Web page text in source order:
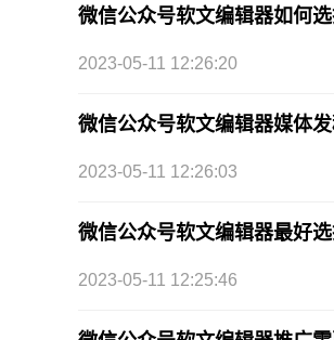
微信公众号软文编辑器如何选
2023-05-11 12:26:20
微信公众号软文编辑器媒体发
2023-05-11 12:26:03
微信公众号软文编辑器最好
2023-05-11 12:25:46